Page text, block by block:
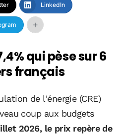
LinkedIn
qui pèse sur 6
français
de l'énergie (CRE)
coup aux budgets
2026, le prix repère de